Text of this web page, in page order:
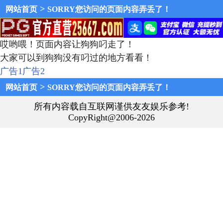
网站首页 > SORRY您访问的页面内容弄丢了！
哎哟喂！页面内容让狗狗叼走了！
大家可以到狗狗没有叼过的地方看看！
广告1广告2
网站首页 > SORRY您访问的页面内容弄丢了！
所有内容载自互联网谨供友友娱乐参考!
CopyRight@2006-2026